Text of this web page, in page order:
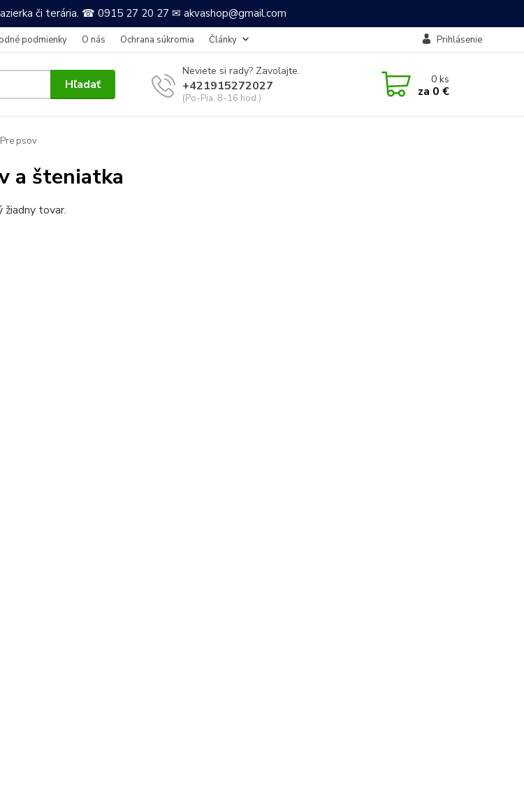
či terária. ☎ 0915 27 20 27 ✉ akvashop@gmail.com
podmienky O nás Ochrana súkromia Články Prihlásenie
Hľadať
Neviete si rady? Zavolajte.
+421915272027
(Po-Pia, 8-16 hod.)
0ks
za 0 €
Pre psov
a šteniatka
tovar.